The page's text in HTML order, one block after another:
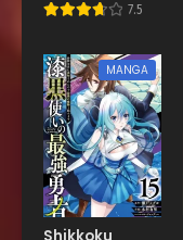
ตอนที่ 165
สิงหาคม 21, 2025
ตอนที่ 164
สิงหาคม 21, 2025
ตอนที่ 163
7.5
MANGA